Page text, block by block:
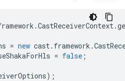
.CastReceiverContext.
= new cast. framework .
= false ;
);